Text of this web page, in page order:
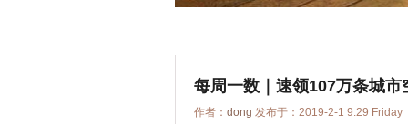
每周一数｜速领107万条城市
作者： dong 发布于：2019-2-1 9:29 Friday